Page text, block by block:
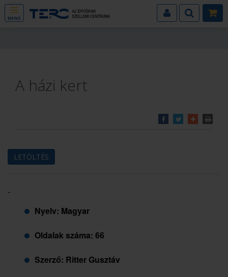
MENÜ
A házi kert
LETÖLTÉS
-
Nyelv: Magyar
Oldalak száma: 66
Szerző: Ritter Gusztáv